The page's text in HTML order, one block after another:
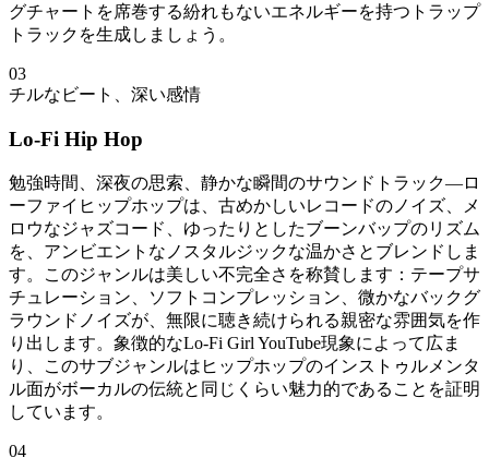
グチャートを席巻する紛れもないエネルギーを持つトラップ
トラックを生成しましょう。
03
チルなビート、深い感情
Lo-Fi Hip Hop
勉強時間、深夜の思索、静かな瞬間のサウンドトラック—ロ
ーファイヒップホップは、古めかしいレコードのノイズ、メ
ロウなジャズコード、ゆったりとしたブーンバップのリズム
を、アンビエントなノスタルジックな温かさとブレンドしま
す。このジャンルは美しい不完全さを称賛します：テープサ
チュレーション、ソフトコンプレッション、微かなバックグ
ラウンドノイズが、無限に聴き続けられる親密な雰囲気を作
り出します。象徴的なLo-Fi Girl YouTube現象によって広ま
り、このサブジャンルはヒップホップのインストゥルメンタ
ル面がボーカルの伝統と同じくらい魅力的であることを証明
しています。
04